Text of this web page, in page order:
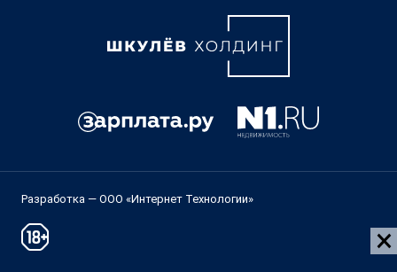
Разработка — ООО «Интернет Технологии»